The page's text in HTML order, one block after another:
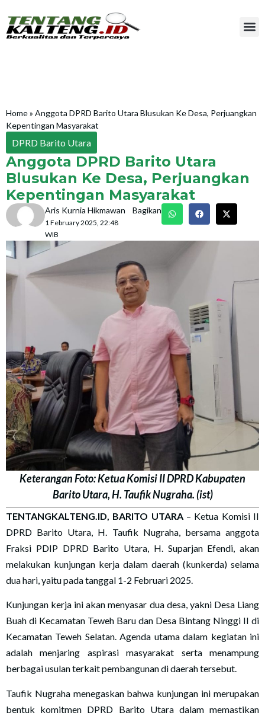
Home» Anggota DPRD Barito Utara Blusukan Ke Desa, Perjuangkan
Kepentingan Masyarakat
DPRD Barito Utara
Anggota DPRD Barito Utara
Blusukan Ke Desa, Perjuangkan
Kepentingan Masyarakat
Aris Kurnia Hikmawan
1 February 2025, 22:48
WIB
Bagikan
Keterangan Foto: Ketua Komisi II DPRD Kabupaten
Barito Utara, H. Taufik Nugraha. (ist)
TENTANGKALTENG.ID, BARITO UTARA– Ketua Komisi II
DPRD Barito Utara, H. Taufik Nugraha, bersama anggota
Fraksi PDIP DPRD Barito Utara, H. Suparjan Efendi, akan
melakukan kunjungan kerja dalam daerah (kunkerda) selama
dua hari, yaitu pada tanggal 1-2 Februari 2025.
Kunjungan kerja ini akan menyasar dua desa, yakni Desa Liang
Buah di Kecamatan Teweh Baru dan Desa Bintang Ninggi II di
Kecamatan Teweh Selatan. Agenda utama dalam kegiatan ini
adalah menjaring aspirasi masyarakat serta menampung
berbagai usulan terkait pembangunan di daerah tersebut.
Taufik Nugraha menegaskan bahwa kunjungan ini merupakan
bentuk komitmen DPRD Barito Utara dalam memastikan